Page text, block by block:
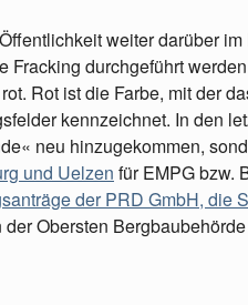
weiter darüber
Fracking durchgeführt
Rot ist die Farbe, mit der
kennzeichnet. In den
neu hinzugekommen,
und Uelzen für EMPG bzw.
der PRD GmbH, die
Obersten